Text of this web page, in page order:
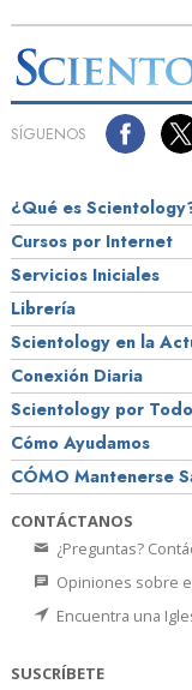
SÍGUENOS
¿Qué es
Cursos por Internet
Servicios Iniciales
Librería
Scientology en la
Conexión Diaria
Scientology por
Cómo Ayudamos
CÓMO Mantenerse
CONTÁCTANOS
¿Preguntas?
Opiniones sobre
Encuentra una
SUSCRÍBETE